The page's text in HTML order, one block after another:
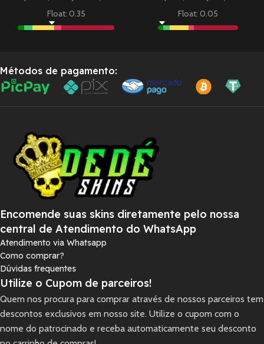
Float: 0.35 Float: 0.05
Métodos de pagamento:
Encomende suas skins diretamente pelo nossa
central de Atendimento do WhatsApp
Atendimento via Whatsapp
Como comprar?
Dúvidas frequentes
Utilize o Cupom de parceiros!
Quem nos procura para comprar através de nossos parceiros tem
descontos exclusivos em nosso site. Utilize o cupom com o
nome do patrocinado e receba automaticamente seu desconto